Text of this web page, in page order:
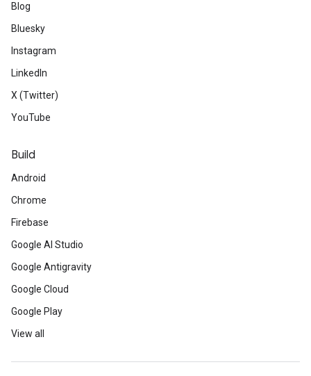
Blog
Bluesky
Instagram
LinkedIn
X (Twitter)
YouTube
Build
Android
Chrome
Firebase
Google AI Studio
Google Antigravity
Google Cloud
Google Play
View all